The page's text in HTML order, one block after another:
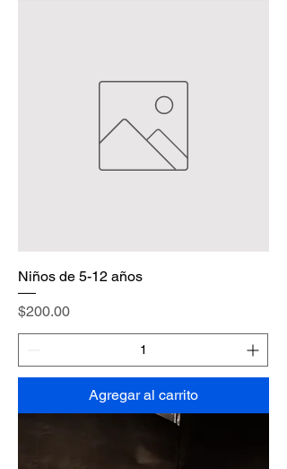
Niños de 5-12 años
Precio
$200.00
Agregar al carrito